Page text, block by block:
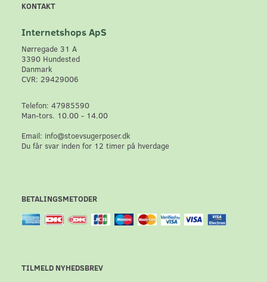
KONTAKT
Internetshops ApS
Nørregade 31 A
3390 Hundested
Danmark
CVR: 29429006
Telefon: 47985590
Man-tors. 10.00 - 14.00
Email: info@stoevsugerposer.dk
Du får svar inden for 12 timer på hverdage
BETALINGSMETODER
TILMELD NYHEDSBREV